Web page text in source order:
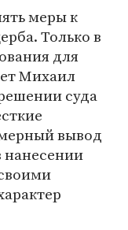
меры к
Только в
для
Михаил
суда
вывод
нанесении